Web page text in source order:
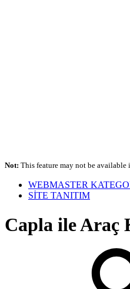
Not: This feature may not be available
WEBMASTER
SİTE TANITIM
Capla ile Araç